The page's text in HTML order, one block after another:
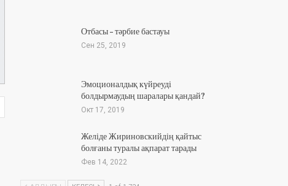
Отбасы – тәрбие бастауы
Сен 25, 2019
Эмоционалдық күйреуді
болдырмаудың шаралары қандай?
Окт 17, 2019
Желіде Жириновскийдің қайтыс
болғаны туралы ақпарат тарады
Фев 14, 2022